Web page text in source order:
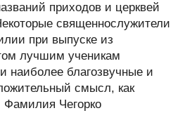
приходов и церквей
священнослужители
при выпуске из
лучшим ученикам
наиболее благозвучные и
смысл, как
Фамилия Чегорко